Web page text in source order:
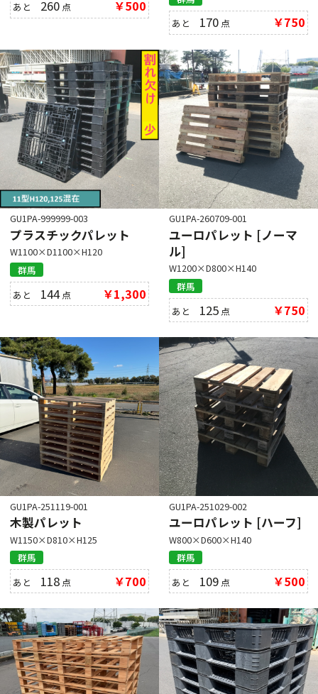
あと 260 点 ￥500
あと 170 点 ￥750
GU1PA-999999-003
プラスチックパレット
W1100×D1100×H120
群馬
あと 144点 ￥1,300
GU1PA-260709-001
ユーロパレット [ノーマ
ル]
W1200×D800×H140
群馬
あと 125 点 ￥750
GU1PA-251119-001
木製パレット
W1150×D810×H125
群馬
あと 118 点 ￥700
GU1PA-251029-002
ユーロパレット [ハーフ]
W800×D600×H140
群馬
あと 109 点 ￥500